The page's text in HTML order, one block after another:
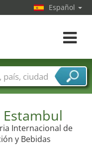
Internacional de
y Bebidas
Español
toggle
Ciudades